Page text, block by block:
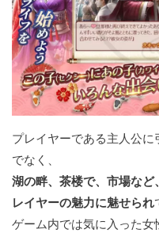
プレイヤーである主人公
でなく、
湖の畔、茶楼で、市場な
レイヤーの魅力に魅せられ
ゲーム内では気に入った